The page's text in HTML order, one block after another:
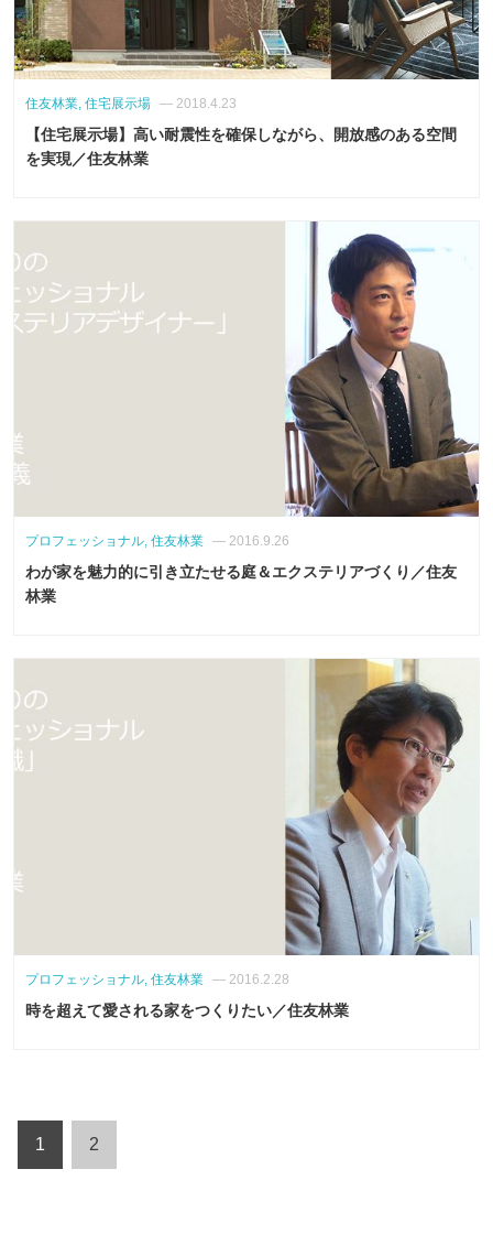
住友林業, 住宅展示場 — 2018.4.23
【住宅展示場】高い耐震性を確保しながら、開放感のある空間
を実現／住友林業
プロフェッショナル, 住友林業 — 2016.9.26
わが家を魅力的に引き立たせる庭＆エクステリアづくり／住友
林業
プロフェッショナル, 住友林業 — 2016.2.28
時を超えて愛される家をつくりたい／住友林業
1 2